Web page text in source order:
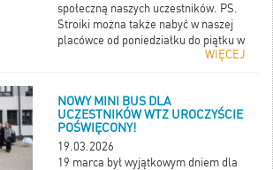
społeczną naszych uczestników. PS.
Stroiki można także nabyć w naszej
placówce od poniedziałku do piątku w
godzinach 8.00- 15.30. Zapraszamy!
WIĘCEJ
NOWY MINI BUS DLA
UCZESTNIKÓW WTZ UROCZYŚCIE
POŚWIĘCONY!
19.03.2026
19 marca był wyjątkowym dniem dla